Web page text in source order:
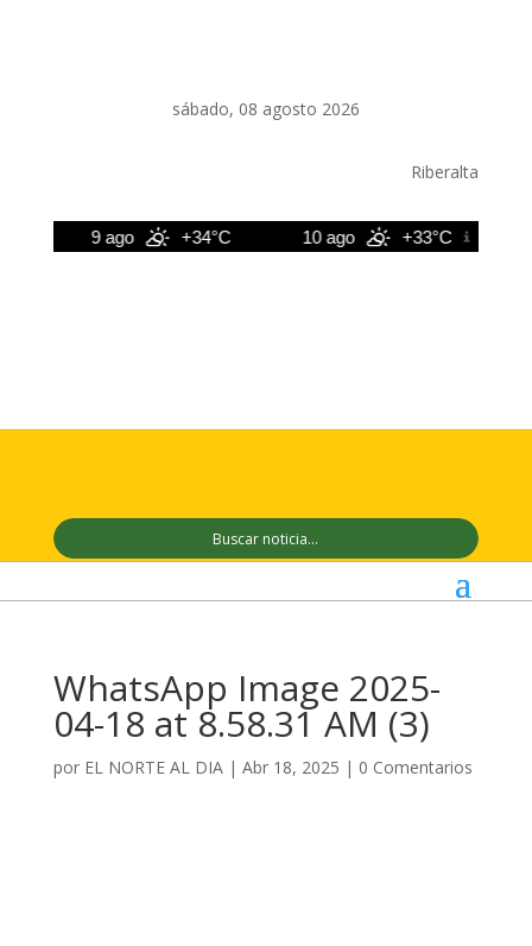
sábado, 08 agosto 2026
Riberalta
9 ago +34°C 10 ago +33°C
WhatsApp Image 2025-
04-18 at 8.58.31 AM (3)
por EL NORTE AL DIA| Abr 18, 2025 | 0 Comentarios